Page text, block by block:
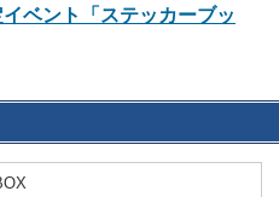
ベント「ステッカーブッ